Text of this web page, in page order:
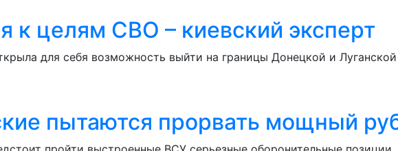
к целям СВО – киевский эксперт
для себя возможность выйти на границы Донецкой и
пытаются прорвать мощный